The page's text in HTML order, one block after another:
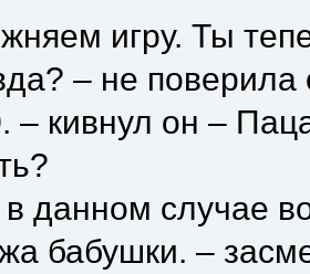
игру. Ты
– не поверила
– кивнул он –
данном случае
бабушки. –